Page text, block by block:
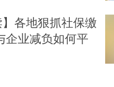
】各地狠抓社保缴
企业减负如何平